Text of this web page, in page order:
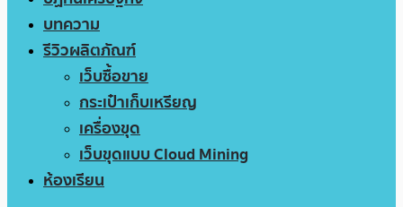
บทความ
รีวิวผลิตภัณฑ์
เว็บซื้อขาย
กระเป๋าเก็บเหรียญ
เครื่องขุด
เว็บขุดแบบ Cloud Mining
ห้องเรียน